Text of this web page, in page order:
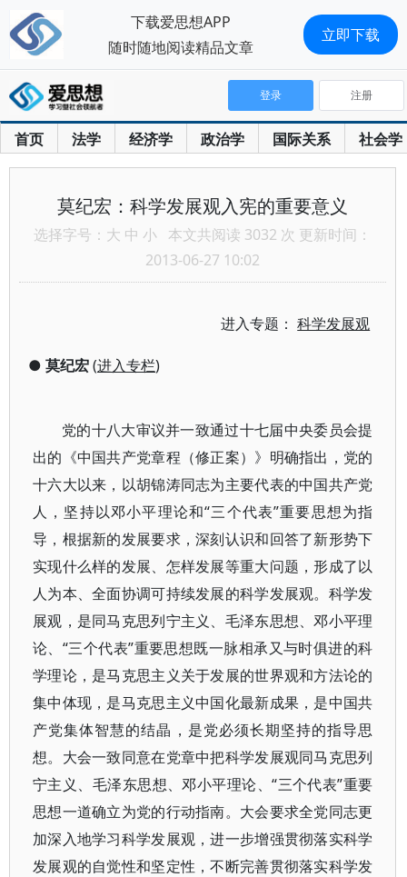
首页 法学 经济学 政治学 国际关系 社会学
登录 注册
莫纪宏：科学发展观入宪的重要意义
选择字号： 大 中 小 本文共阅读 3032 次 更新时间：
2013-06-27 10:02
进入专题：科学发展观
● 莫纪宏(进入专栏)
党的十八大审议并一致通过十七届中央委员会提
出的《中国共产党章程（修正案）》明确指出，党的
十六大以来，以胡锦涛同志为主要代表的中国共产党
人，坚持以邓小平理论和“三个代表”重要思想为指
导，根据新的发展要求，深刻认识和回答了新形势下
实现什么样的发展、怎样发展等重大问题，形成了以
人为本、全面协调可持续发展的科学发展观。科学发
展观，是同马克思列宁主义、毛泽东思想、邓小平理
论、“三个代表”重要思想既一脉相承又与时俱进的科
学理论，是马克思主义关于发展的世界观和方法论的
集中体现，是马克思主义中国化最新成果，是中国共
产党集体智慧的结晶，是党必须长期坚持的指导思
想。大会一致同意在党章中把科学发展观同马克思列
宁主义、毛泽东思想、邓小平理论、“三个代表”重要
思想一道确立为党的行动指南。大会要求全党同志更
加深入地学习科学发展观，进一步增强贯彻落实科学
发展观的自觉性和坚定性，不断完善贯彻落实科学发
下载爱思想APP
随时随地阅读精品文章
立即下载